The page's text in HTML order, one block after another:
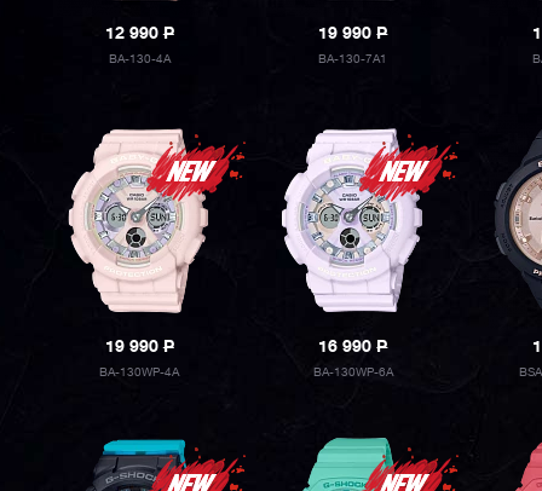
12 990P
BA-130-4A
19 990P
BA-130-7A1
19 990P
BA-130WP-4A
16 990P
BA-130WP-6A